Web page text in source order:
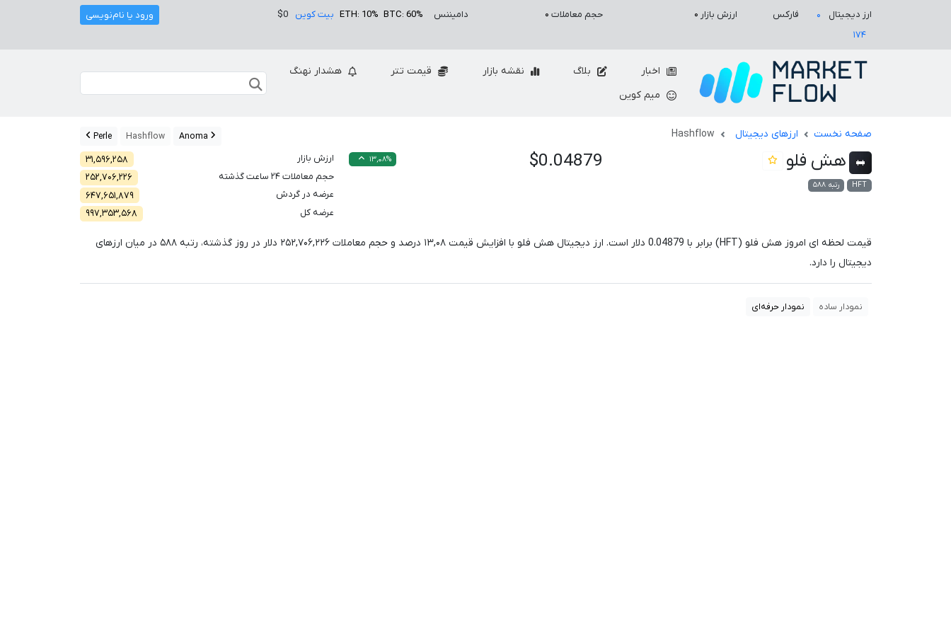
ارز دیجیتال ۰
فارکس
۱۷۴
ارزش بازار ۰ حجم معاملات ۰ دامیننس BTC: 60%
ETH: 10% بیت کوین $0 ورود یا نام‌نویسی
اخبار بلاگ نقشه بازار قیمت تتر
هشدار نهنگ
میم کوین
صفحه نخست ارزهای دیجیتال Hashflow
Hashflow
Perle
هش فلو
HFT رتبه ۵۸۸
$0.04879 ۱۳,۰۸% ارزش بازار
۳۱,۵۹۶,۲۵۸
حجم معاملات ۲۴ ساعت گذشته
۲۵۲,۷۰۶,۲۲۶
عرضه در گردش
۶۴۷,۶۵۱,۸۷۹
عرضه کل
۹۹۷,۳۵۳,۵۶۸
قیمت لحظه ای امروز هش فلو (HFT) برابر با 0.04879 دلار است. ارز دیجیتال هش فلو با افزایش قیمت۱۳,۰۸ درصد و حجم معاملات۲۵۲,۷۰۶,۲۲۶ دلار در روز گذشته، رتبه۵۸۸ در میان ارزهای
دیجیتال را دارد.
نمودار ساده نمودار حرفه‌ای